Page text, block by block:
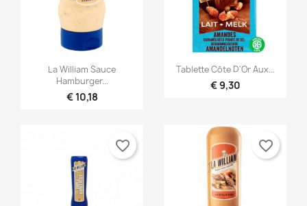
Snel bekijken
La William Sauce
Hamburger...
€ 10,18
Snel bekijken
Tablette Côte D'Or Aux...
€ 9,30
favorite_border favorite_border